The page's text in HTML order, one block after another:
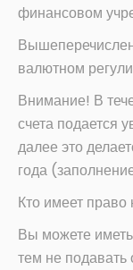
финансовом
валютном
Внимание! В
счета подается
далее это
года
Кто имеет право
Вы можете
тем не подавать